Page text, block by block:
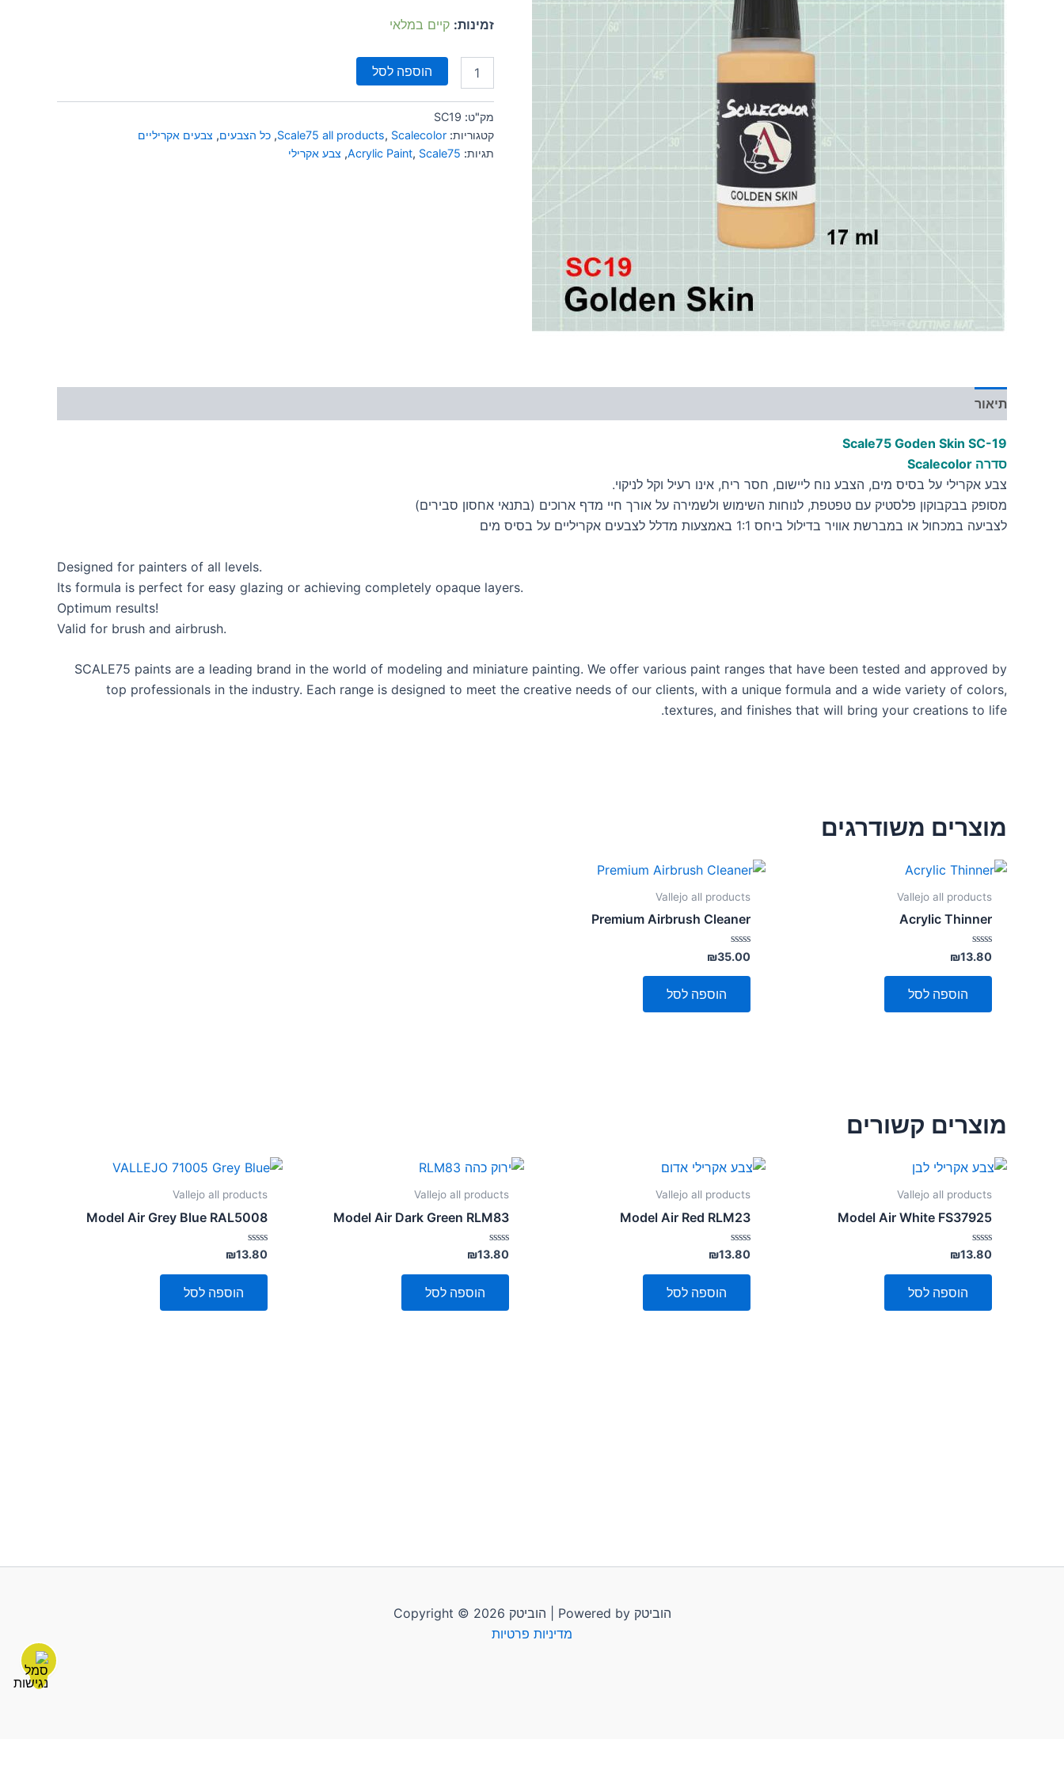
זמינות: קיים במלאי
הוספה לסל
מק"ט: SC19
קטגוריות:
Scale75 all products, Scalecolor
, כל הצבעים, צבעים אקריליים
תגיות:
Acrylic Paint, Scale75
, צבע אקרילי
תיאור
Scale75 Goden Skin SC-19
סדרה Scalecolor
צבע אקרילי על בסיס מים, הצבע נוח ליישום, חסר ריח, אינו רעיל וקל לניקוי.
מסופק בבקבוקון פלסטיק עם טפטפת, לנוחות השימוש ולשמירה על אורך חיי מדף ארוכים (בתנאי אחסון סבירים)
לצביעה במכחול או במברשת אוויר בדילול ביחס 1:1 באמצעות מדלל לצבעים אקריליים על בסיס מים
Designed for painters of all levels.
Its formula is perfect for easy glazing or achieving completely opaque layers.
Optimum results!
Valid for brush and airbrush.
SCALE75 paints are a leading brand in the world of modeling and miniature painting. We offer various paint ranges that have been tested and approved by
top professionals in the industry. Each range is designed to meet the creative needs of our clients, with a unique formula and a wide variety of colors,
textures, and finishes that will bring your creations to life.
מוצרים משודרגים
Vallejo all products
Acrylic Thinner
דורג
0
מתוך
₪13.80
הוספה לסל
Vallejo all products
Premium Airbrush Cleaner
דורג
0
מתוך
₪35.00
הוספה לסל
מוצרים קשורים
Vallejo all products
Model Air White FS37925
דורג
0
מתוך
₪13.80
הוספה לסל
Vallejo all products
Model Air Red RLM23
דורג
0
מתוך
₪13.80
הוספה לסל
Vallejo all products
Model Air Dark Green RLM83
דורג
0
מתוך
₪13.80
הוספה לסל
Vallejo all products
Model Air Grey Blue RAL5008
דורג
0
מתוך
₪13.80
הוספה לסל
Copyright © 2026 הוביטק | Powered by הוביטק
מדיניות פרטיות